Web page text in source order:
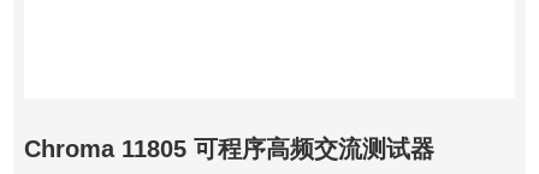
Chroma 11805 可程序高频交流测试器